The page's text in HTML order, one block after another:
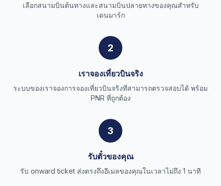
เลือกสนามบินต้นทางและสนามบินปลายทางของคุณสำหรับ
เดนมาร์ก
2
เราจองเที่ยวบินจริง
ระบบของเราจองการจองเที่ยวบินจริงที่สามารถตรวจสอบได้ พร้อม
PNR ที่ถูกต้อง
3
รับตั๋วของคุณ
รับ onward ticket ส่งตรงถึงอีเมลของคุณในเวลาไม่ถึง 1 นาที